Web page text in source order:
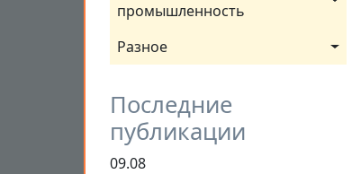
промышленность
Разное
Последние
публикации
09.08